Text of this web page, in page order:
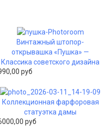
Винтажный штопор-
открывашка «Пушка» —
Классика советского дизайна
руб
Коллекционная фарфоровая
статуэтка дамы
руб